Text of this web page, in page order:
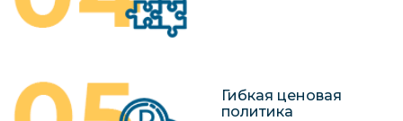
Гибкая ценовая
политика